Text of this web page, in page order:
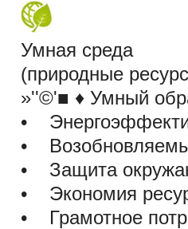
Умная среда
(природные
»''©'■ ♦ Умный
•
•
• Защита
• Экономия
• Грамотное